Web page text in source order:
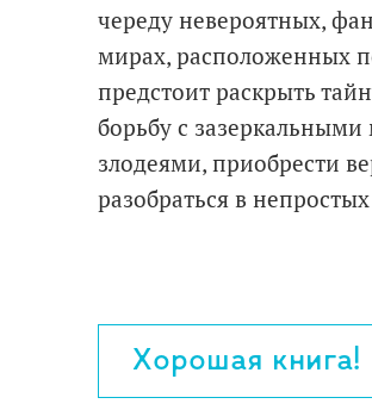
череду невероятных,
мирах, расположенных
предстоит раскрыть
борьбу с
злодеями, приобрести
разобраться в
Хорошая книга!